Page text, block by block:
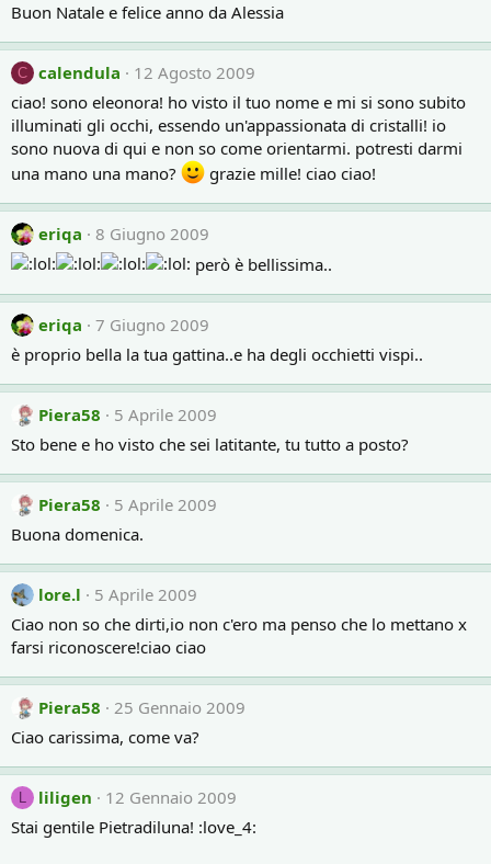
Buon Natale e felice anno da Alessia
C calendula
12 Agosto 2009
ciao! sono eleonora! ho visto il tuo nome e mi si sono subito
illuminati gli occhi, essendo un'appassionata di cristalli! io
sono nuova di qui e non so come orientarmi. potresti darmi
una mano una mano?
grazie mille! ciao ciao!
eriqa
8 Giugno 2009
però è bellissima..
eriqa
7 Giugno 2009
è proprio bella la tua gattina..e ha degli occhietti vispi..
Piera58
5 Aprile 2009
Sto bene e ho visto che sei latitante, tu tutto a posto?
Piera58
5 Aprile 2009
Buona domenica.
lore.l
5 Aprile 2009
Ciao non so che dirti,io non c'ero ma penso che lo mettano x
farsi riconoscere!ciao ciao
Piera58
25 Gennaio 2009
Ciao carissima, come va?
L liligen
12 Gennaio 2009
Stai gentile Pietradiluna! :love_4: